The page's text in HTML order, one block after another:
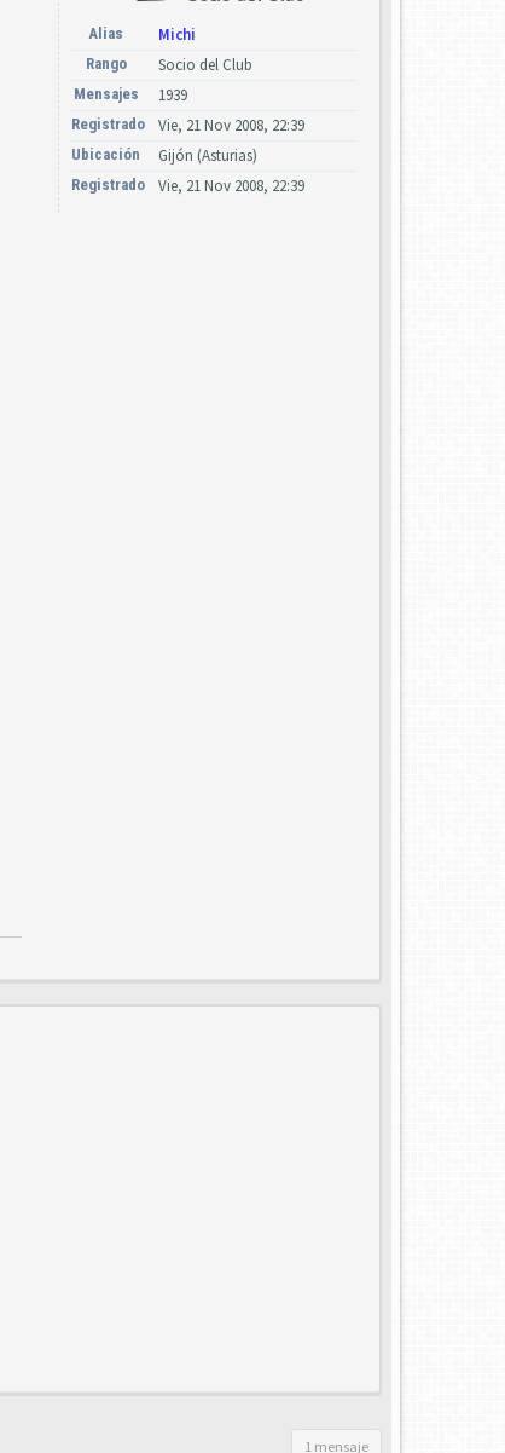
Alias Michi
Rango Socio del Club
Mensajes 1939
Registrado Vie, 21 Nov 2008, 22:39
Ubicación Gijón (Asturias)
Registrado Vie, 21 Nov 2008, 22:39
1 mensaje